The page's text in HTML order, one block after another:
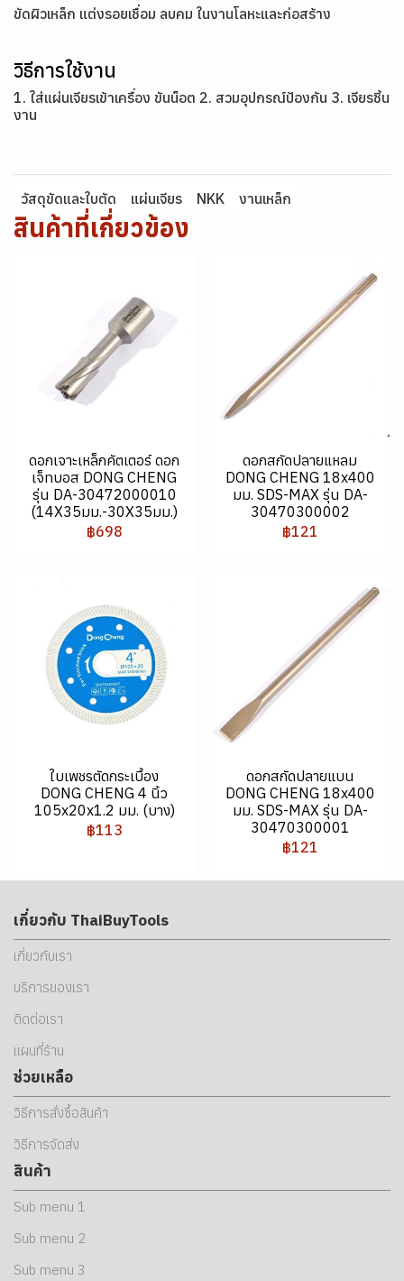
ขัดผิวเหล็ก แต่งรอยเชื่อม ลบคม ในงานโลหะและก่อสร้าง
วิธีการใช้งาน
1. ใส่แผ่นเจียรเข้าเครื่อง ขันน็อต 2. สวมอุปกรณ์ป้องกัน 3. เจียรชิ้น
งาน
วัสดุขัดและใบตัด แผ่นเจียร NKK งานเหล็ก
สินค้าที่เกี่ยวข้อง
ดอกเจาะเหล็กคัตเตอร์ ดอก
เจ็ทบอส DONG CHENG
รุ่น DA-30472000010
(14X35มม.-30X35มม.)
฿698
ดอกสกัดปลายแหลม
DONG CHENG 18x400
มม. SDS-MAX รุ่น DA-
30470300002
฿121
ใบเพชรตัดกระเบื้อง
DONG CHENG 4 นิ้ว
105x20x1.2 มม. (บาง)
฿113
ดอกสกัดปลายแบน
DONG CHENG 18x400
มม. SDS-MAX รุ่น DA-
30470300001
฿121
เกี่ยวกับ ThaiBuyTools
เกี่ยวกับเรา
บริการของเรา
ติดต่อเรา
แผนที่ร้าน
ช่วยเหลือ
วิธีการสั่งซื้อสินค้า
วิธีการจัดส่ง
สินค้า
Sub menu 1
Sub menu 2
Sub menu 3